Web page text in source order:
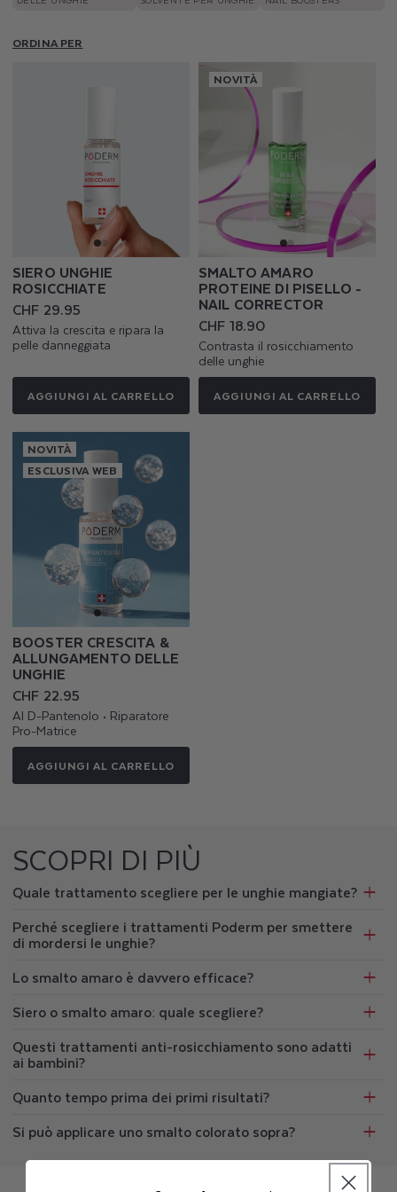
ORDINA PER
SIERO UNGHIE
ROSICCHIATE
Prezzo
di
listino
CHF 29.95
Attiva la crescita e ripara la
pelle danneggiata
AGGIUNGI AL CARRELLO
NOVITÀ
SMALTO AMARO
PROTEINE DI PISELLO -
NAIL CORRECTOR
Prezzo
di
listino
CHF 18.90
Contrasta il rosicchiamento
delle unghie
AGGIUNGI AL CARRELLO
NOVITÀ
ESCLUSIVA WEB
BOOSTER CRESCITA &
ALLUNGAMENTO DELLE
UNGHIE
Prezzo
di
listino
CHF 22.95
Al D-Pantenolo • Riparatore
Pro-Matrice
AGGIUNGI AL CARRELLO
SCOPRI DI PIÙ
Quale trattamento scegliere per le unghie mangiate?
Perché scegliere i trattamenti Poderm per smettere
di mordersi le unghie?
Lo smalto amaro è davvero efficace?
Siero o smalto amaro: quale scegliere?
Questi trattamenti anti-rosicchiamento sono adatti
ai bambini?
Quanto tempo prima dei primi risultati?
Si può applicare uno smalto colorato sopra?